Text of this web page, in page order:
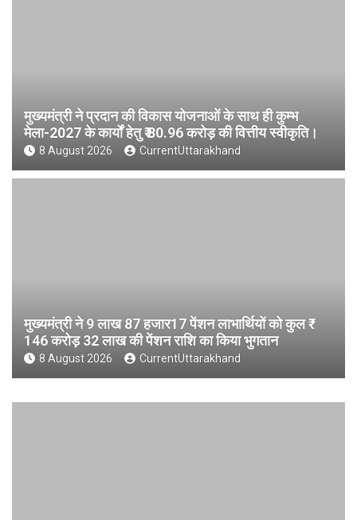
मुख्यमंत्री ने प्रदान की विकास योजनाओं के साथ ही कुम्भ
मेला-2027 के कार्यों हेतु ₹ 80.96 करोड़ की वित्तीय स्वीकृति।
8 August 2026 CurrentUttarakhand
मुख्यमंत्री ने 9 लाख 87 हजार17 पेंशन लाभार्थियों को कुल ₹
146 करोड़ 32 लाख की पेंशन राशि का किया भुगतान
8 August 2026 CurrentUttarakhand